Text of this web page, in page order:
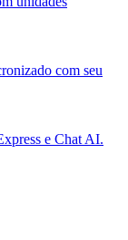
com seu
e Chat AI.